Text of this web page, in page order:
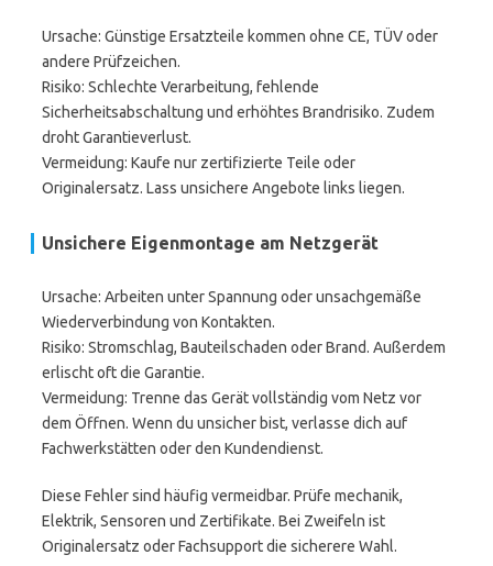
Ursache: Günstige Ersatzteile kommen ohne CE, TÜV oder
andere Prüfzeichen.
Risiko: Schlechte Verarbeitung, fehlende
Sicherheitsabschaltung und erhöhtes Brandrisiko. Zudem
droht Garantieverlust.
Vermeidung: Kaufe nur zertifizierte Teile oder
Originalersatz. Lass unsichere Angebote links liegen.
Unsichere Eigenmontage am Netzgerät
Ursache: Arbeiten unter Spannung oder unsachgemäße
Wiederverbindung von Kontakten.
Risiko: Stromschlag, Bauteilschaden oder Brand. Außerdem
erlischt oft die Garantie.
Vermeidung: Trenne das Gerät vollständig vom Netz vor
dem Öffnen. Wenn du unsicher bist, verlasse dich auf
Fachwerkstätten oder den Kundendienst.
Diese Fehler sind häufig vermeidbar. Prüfe mechanik,
Elektrik, Sensoren und Zertifikate. Bei Zweifeln ist
Originalersatz oder Fachsupport die sicherere Wahl.